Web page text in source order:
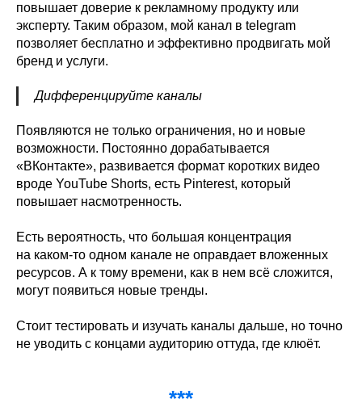
повышает доверие к рекламному продукту или
эксперту. Таким образом, мой канал в telegram
позволяет бесплатно и эффективно продвигать мой
бренд и услуги.
Дифференцируйте каналы
Появляются не только ограничения, но и новые
возможности. Постоянно дорабатывается
«ВКонтакте», развивается формат коротких видео
вроде YouTube Shorts, есть Pinterest, который
повышает насмотренность.
Есть вероятность, что большая концентрация
на каком-то одном канале не оправдает вложенных
ресурсов. А к тому времени, как в нем всё сложится,
могут появиться новые тренды.
Стоит тестировать и изучать каналы дальше, но точно
не уводить с концами аудиторию оттуда, где клюёт.
***